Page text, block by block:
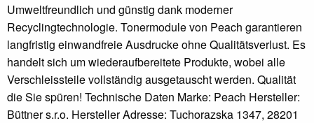
Umweltfreundlich und günstig dank moderner
Recyclingtechnologie. Tonermodule von Peach garantieren
langfristig einwandfreie Ausdrucke ohne Qualitätsverlust. Es
handelt sich um wiederaufbereitete Produkte, wobei alle
Verschleissteile vollständig ausgetauscht werden. Qualität
die Sie spüren! Technische Daten Marke: Peach Hersteller:
Büttner s.r.o. Hersteller Adresse: Tuchorazska 1347, 28201